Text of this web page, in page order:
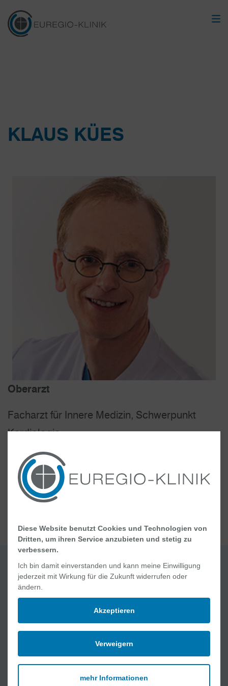
KLAUS KÜES
Oberarzt
Facharzt für Innere Medizin, Schwerpunkt
Kardiologie
Verantwortungsbereich Internistische
Intensivmedizin
Quick Links
Jobs und Karriere
Geburt und Wochenbett
Lob und Kritik
Medizinische Angebote
Diese Website benutzt Cookies und Technologien von
Dritten, um ihren Service anzubieten und stetig zu
verbessern.
Ich bin damit einverstanden und kann meine Einwilligung
jederzeit mit Wirkung für die Zukunft widerrufen oder
ändern.
Akzeptieren
Verweigern
mehr Informationen